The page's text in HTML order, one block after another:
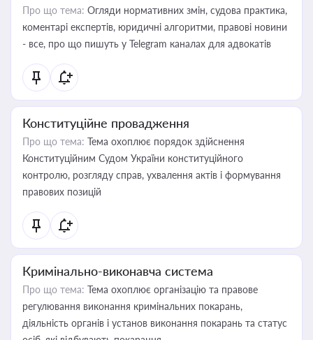
Про що тема: Огляди нормативних змін, судова практика,
коментарі експертів, юридичні алгоритми, правові новини
- все, про що пишуть у Telegram каналах для адвокатів
Конституційне провадження
Про що тема: Тема охоплює порядок здійснення
Конституційним Судом України конституційного
контролю, розгляду справ, ухвалення актів і формування
правових позицій
Кримінально-виконавча система
Про що тема: Тема охоплює організацію та правове
регулювання виконання кримінальних покарань,
діяльність органів і установ виконання покарань та статус